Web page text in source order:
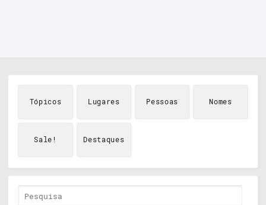
Tópicos Lugares Pessoas Nomes
Sale! Destaques